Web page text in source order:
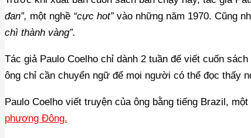
đan”, một nghề “cực hot”vào những năm 1970. Cũng
chì thành vàng”.
Tác giả Paulo Coelho chỉ dành 2 tuần để viết cuốn
ông chỉ cần chuyển ngữ để mọi người có thể đọc thấy
Paulo Coelho viết truyện của ông bằng tiếng Brazil,
phương Đông.